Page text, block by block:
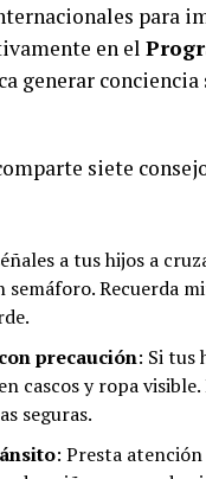
para
en el
generar
siete
a tus hijos a
Recuerda
precaución: Si tus
cascos y ropa
seguras.
: Presta atención